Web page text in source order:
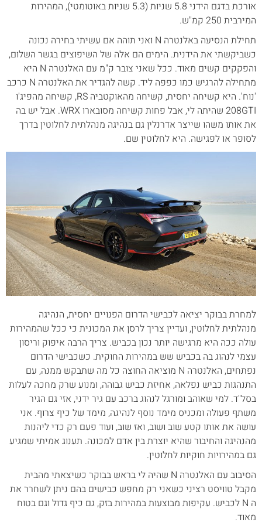
אורכת בדגם הידני 5.8 שניות (5.3 שניות באוטומטי), המהירות
המירבית 250 קמ"ש.
תחילת הנסיעה באלנטרה N ואני תוהה אם עשיתי בחירה נכונה
כשביקשתי את הידנית. הימים הם אלה של השיפוצים בגשר השלום,
והפקקים קשים מאוד. ככל שאני צובר ק"מ עם האלנטרה N היא
מתחילה להרגיש כמו כפפה ליד. קשה להגדיר את האלנטרה N כרכב
'נוח'. היא קשיחה יחסית, קשיחה מהאוקטביה RS, קשיחה מהפיג'ו
208GTI שהיתה לי, אבל פחות קשיחה מסובארו WRX. אבל יש בה
את אותו משהו שייצר אדרנלין גם בנהיגה מנהלתית לחלוטין בדרך
לסופר או לפגישה. היא לחלוטין שם.
למחרת בבוקר יציאה לכבישי הדרום הפנויים יחסית, הנהיגה
מנהלתית לחלוטין, ועדיין צריך לרסן את המכונית כי ככל שהמהירות
עולה ככה היא מרגישה יותר נכון בכביש. צריך הרבה איפוק וריסון
עצמי לנהוג בה בכביש שש במהירות החוקית. כשכבישי הדרום
נפתחים, האלנטרה N מוציאה החוצה כל מה שתבקש ממנה, עם
התנהגות כביש נפלאה, אחיזת כביש גבוהה, ומנוע שרק מחכה לעלות
בסל"ד. למי שאוהב ומורגל לנהוג ברכב עם גיר ידני, אזי גם הגיר
משתף פעולה ומכניס מימד נוסף לנהיגה, מימד של כיף צרוף. אני
עושה את אותו קטע שוב ושוב, ואז שוב, ועוד פעם רק כדי ליהנות
מהנהיגה והחיבור שהיא יוצרת בין אדם למכונה. תענוג אמיתי שמגיע
גם במהירויות חוקיות לחלוטין.
הסיבוב עם האלנטרה N שהיה לי בראש בבוקר כשיצאתי מהבית
מקבל טוויסט רציני כשאני רק מחפש כבישים בהם ניתן לשחרר את
ה N לכביש. עקיפות מבוצעות במהירות בזק, גם כיף גדול וגם בטוח
מאוד.